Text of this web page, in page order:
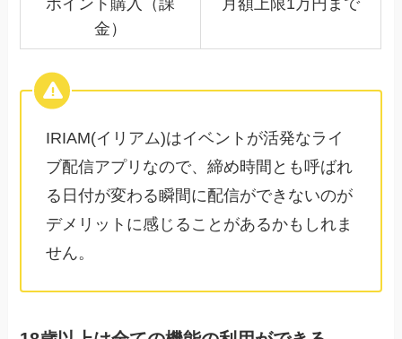
金）
IRIAM(イリアム)はイベントが活発なライ
ブ配信アプリなので、締め時間とも呼ばれ
る日付が変わる瞬間に配信ができないのが
デメリットに感じることがあるかもしれま
せん。